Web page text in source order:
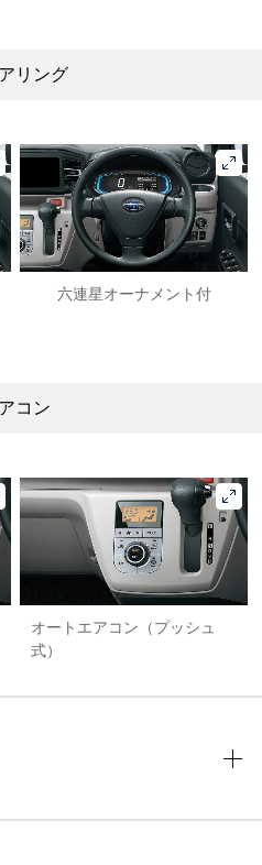
リング
六連星オーナメント付
コン
オートエアコン（プッシュ
式）